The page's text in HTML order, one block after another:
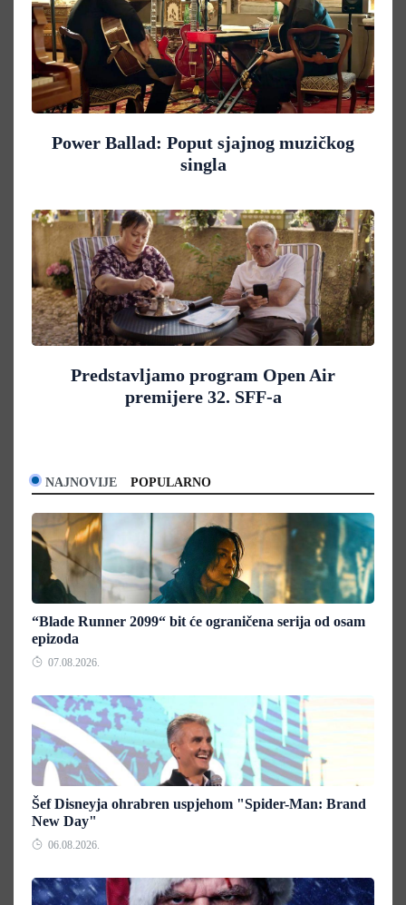
Power Ballad: Poput sjajnog muzičkog
singla
Predstavljamo program Open Air
premijere 32. SFF-a
NAJNOVIJE POPULARNO
“Blade Runner 2099“ bit će ograničena serija od osam
epizoda
07.08.2026.
Šef Disneyja ohrabren uspjehom "Spider-Man: Brand
New Day"
06.08.2026.